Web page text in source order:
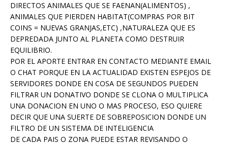
DIRECTOS ANIMALES QUE SE FAENAN(ALIMENTOS) ,
ANIMALES QUE PIERDEN HABITAT(COMPRAS POR BIT
COINS = NUEVAS GRANJAS,ETC) ,NATURALEZA QUE ES
DEPREDADA JUNTO AL PLANETA COMO DESTRUIR
EQUILIBRIO.
POR EL APORTE ENTRAR EN CONTACTO MEDIANTE EMAIL
O CHAT PORQUE EN LA ACTUALIDAD EXISTEN ESPEJOS DE
SERVIDORES DONDE EN COSA DE SEGUNDOS PUEDEN
FILTRAR UN DONATIVO DONDE SE CLONA O MULTIPLICA
UNA DONACION EN UNO O MAS PROCESO, ESO QUIERE
DECIR QUE UNA SUERTE DE SOBREPOSICION DONDE UN
FILTRO DE UN SISTEMA DE INTELIGENCIA
DE CADA PAIS O ZONA PUEDE ESTAR REVISANDO O